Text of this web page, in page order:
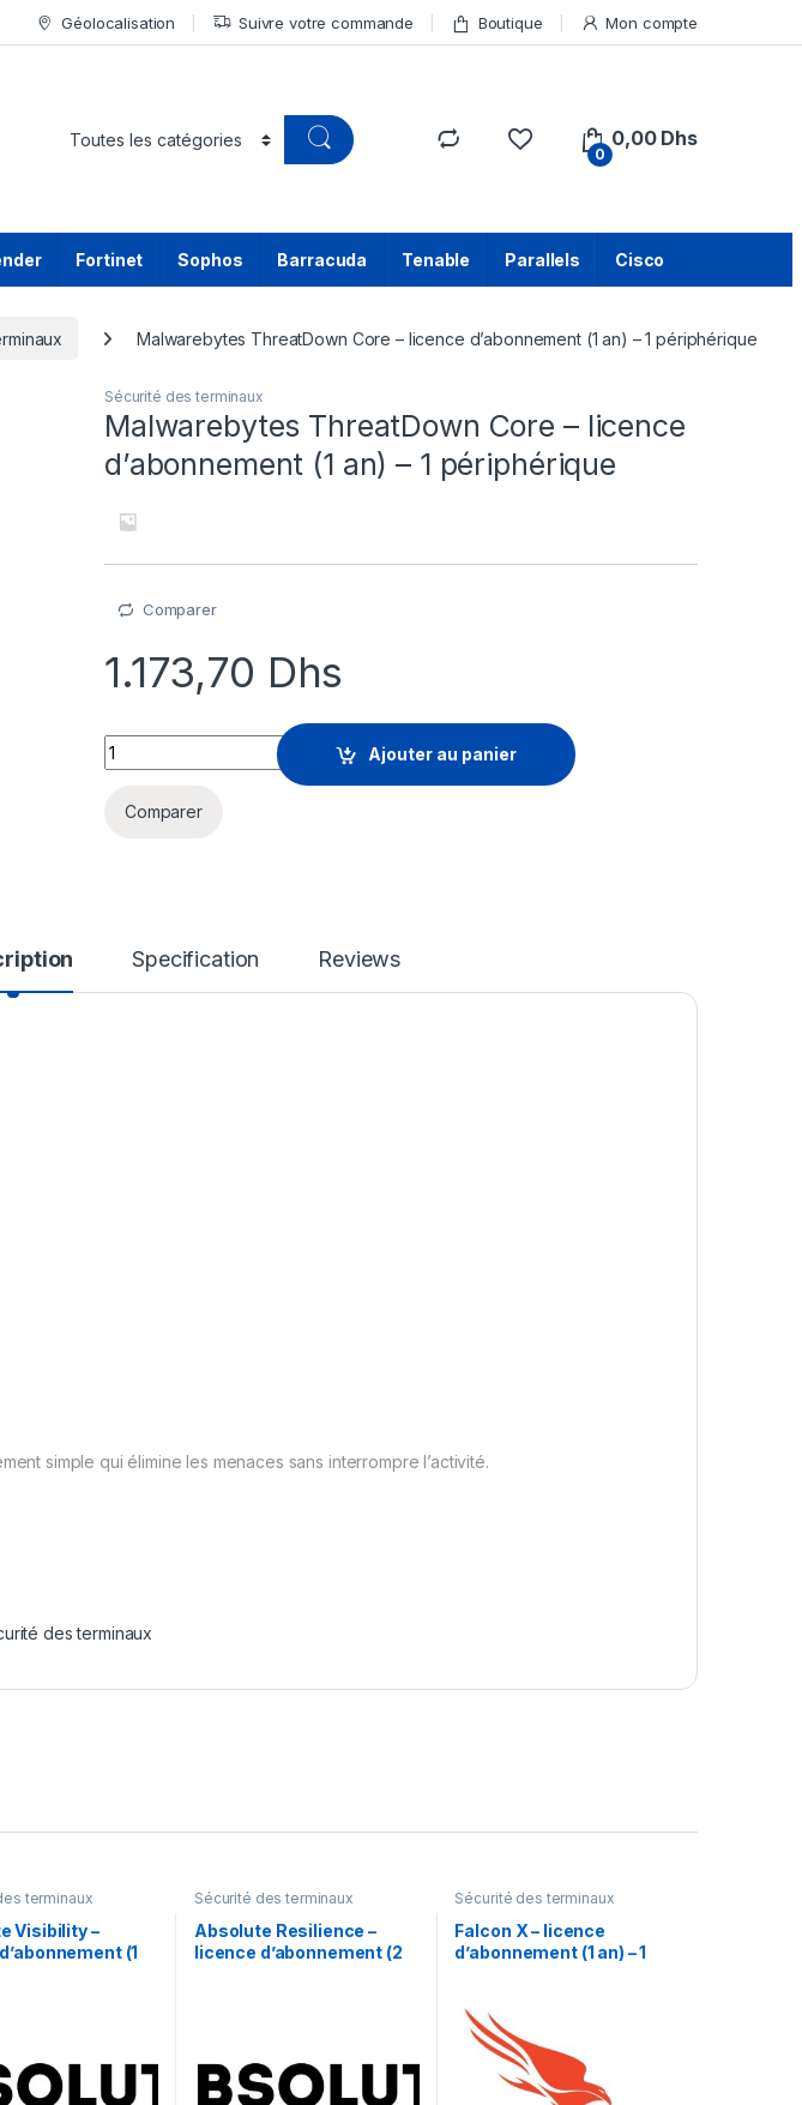
Géolocalisation Suivre votre commande Boutique Mon compte
0
0,00 Dhs
Fortinet Sophos Barracuda Tenable Parallels Cisco
Malwarebytes ThreatDown Core – licence d’abonnement (1 an) – 1 périphérique
Sécurité des terminaux
Malwarebytes ThreatDown Core – licence
d’abonnement (1 an) – 1 périphérique
Comparer
1.173,70 Dhs
Malwarebytes ThreatDown Core - licence d'abonnement (1 an) - 1 périphérique
Ajouter au panier
Comparer
Specification Reviews
simple qui élimine les menaces sans interrompre l’activité.
des terminaux
terminaux
Visibility –
(1
Sécurité des terminaux
Absolute Resilience –
licence d’abonnement (2
Sécurité des terminaux
Falcon X – licence
d’abonnement (1 an) – 1